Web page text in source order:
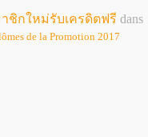
าชิกใหม่รับเครดิตฟรี dans
de la Promotion 2017